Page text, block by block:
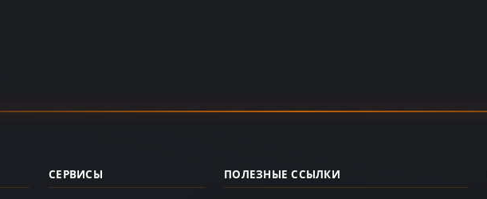
СЕРВИСЫ ПОЛЕЗНЫЕ ССЫЛКИ